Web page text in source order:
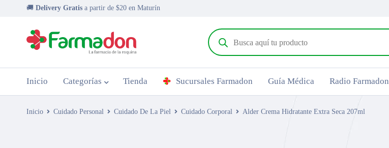
🚚 Delivery Gratis a partir de $20 en Maturín
Inicio Categorías Tienda Sucursales Farmadon Guía Médica Radio Farmadon
Inicio Cuidado Personal Cuidado De La Piel Cuidado Corporal Alder Crema Hidratante Extra Seca 207ml